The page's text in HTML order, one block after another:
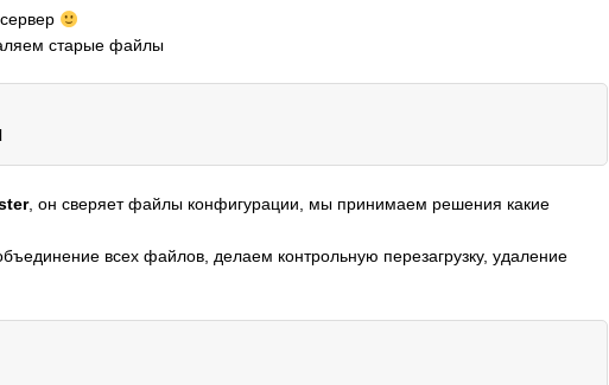
старые файлы
, он сверяет файлы конфигурации, мы принимаем решения какие
всех файлов, делаем контрольную перезагрузку, удаление